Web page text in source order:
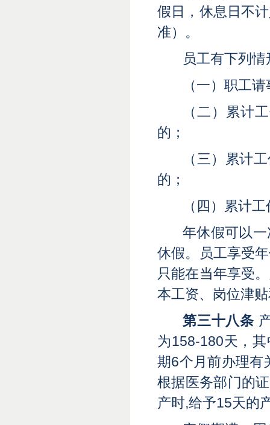
假日，休息日不
准）。
员工有下列
（一）职工
（二）累计
的 ；
（三）累计
的 ；
（四）累计
年休假可以
休假。员工享受
只能在当年享受
本工资、岗位津
第三十八条
为158-180天，
期6个月前办理有
根据医务部门的
产时,给予15天的